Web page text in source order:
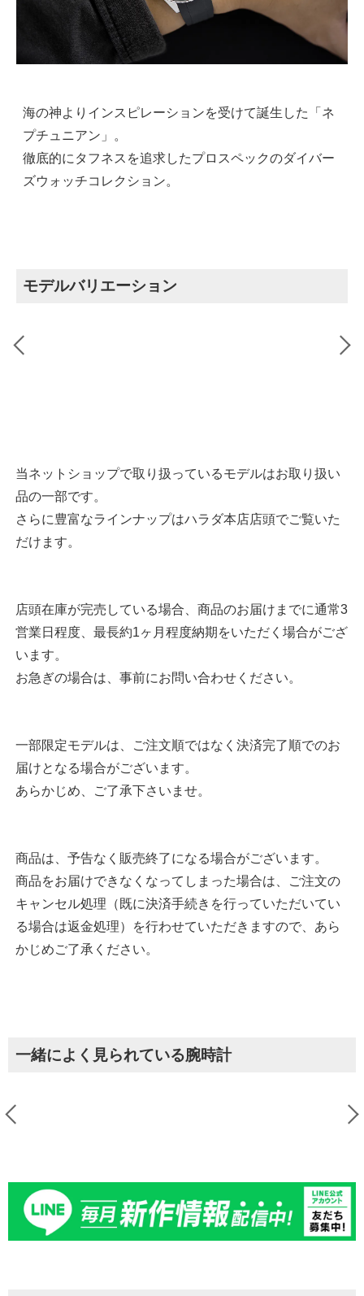
海の神よりインスピレーションを受けて誕生した「ネ
プチュニアン」。
徹底的にタフネスを追求したプロスペックのダイバー
ズウォッチコレクション。
モデルバリエーション
当ネットショップで取り扱っているモデルはお取り扱い
品の一部です。
さらに豊富なラインナップはハラダ本店店頭でご覧いた
だけます。
店頭在庫が完売している場合、商品のお届けまでに通常3
営業日程度、最長約1ヶ月程度納期をいただく場合がござ
います。
お急ぎの場合は、事前にお問い合わせください。
一部限定モデルは、ご注文順ではなく決済完了順でのお
届けとなる場合がございます。
あらかじめ、ご了承下さいませ。
商品は、予告なく販売終了になる場合がございます。
商品をお届けできなくなってしまった場合は、ご注文の
キャンセル処理（既に決済手続きを行っていただいてい
る場合は返金処理）を行わせていただきますので、あら
かじめご了承ください。
一緒によく見られている腕時計